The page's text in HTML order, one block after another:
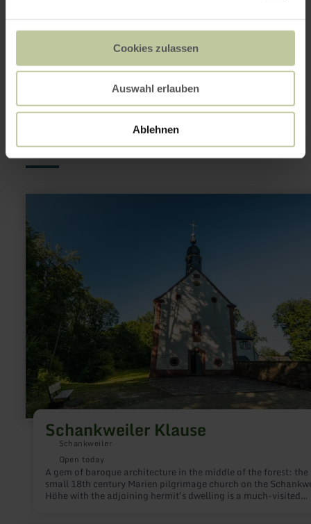
Cookies zulassen
Auswahl erlauben
Ablehnen
Plan your arrival
This might also be
interesting
Schankweiler Klause
Schankweiler
Open today
A gem of baroque architecture in the middle of the forest: the
small 18th century Marien pilgrimage church on the
Höhe with the adjoining hermit's dwelling is a much-visited
about:
Schankweiler
Klause